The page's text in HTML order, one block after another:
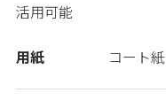
活用可能
用紙 コート紙